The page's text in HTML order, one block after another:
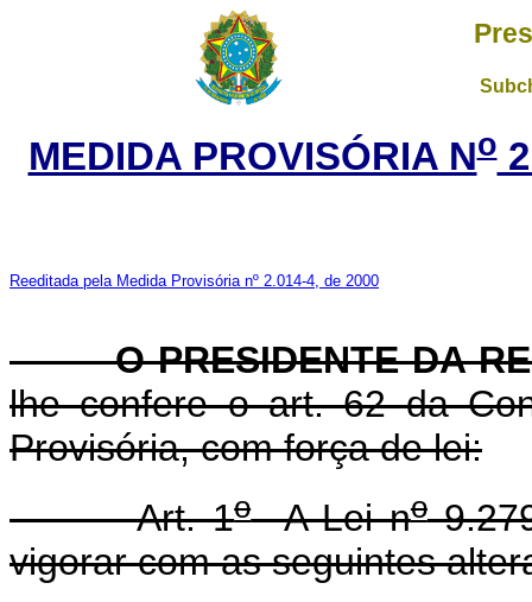
MEDIDA PROVISÓRIA No
Reeditada pela Medida Provisória nº 2.014-4, de 2000
O PRESIDENTE DA
lhe confere o art. 62 da
Provisória, com força de lei:
Art. 1oA Lei no
vigorar com as seguintes